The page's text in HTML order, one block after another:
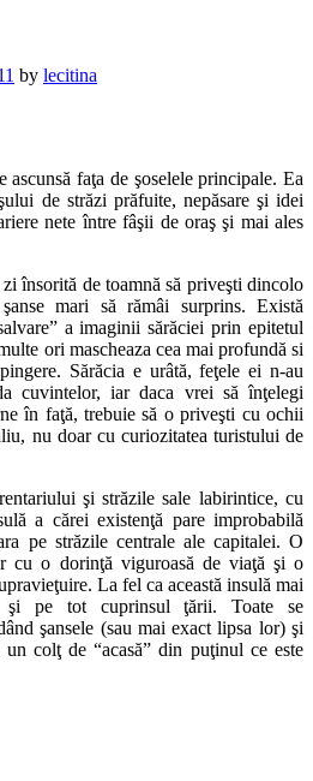
by lecitina
ascunsă faţa de şoselele principale. Ea
de străzi prăfuite, nepăsare şi idei
nete între fâşii de oraş şi mai ales
însorită de toamnă să priveşti dincolo
mari să rămâi surprins. Există
a imaginii sărăciei prin epitetul
ori mascheaza cea mai profundă si
Sărăcia e urâtă, feţele ei n-au
cuvintelor, iar daca vrei să înţelegi
în faţă, trebuie să o priveşti cu ochii
nu doar cu curiozitatea turistului de
şi străzile sale labirintice, cu
a cărei existenţă pare improbabilă
pe străzile centrale ale capitalei. O
cu o dorinţă viguroasă de viaţă şi o
La fel ca această insulă mai
pe tot cuprinsul ţării. Toate se
şansele (sau mai exact lipsa lor) şi
un colţ de “acasă” din puţinul ce este